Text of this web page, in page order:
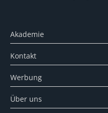
Akademie
Kontakt
Werbung
Über uns